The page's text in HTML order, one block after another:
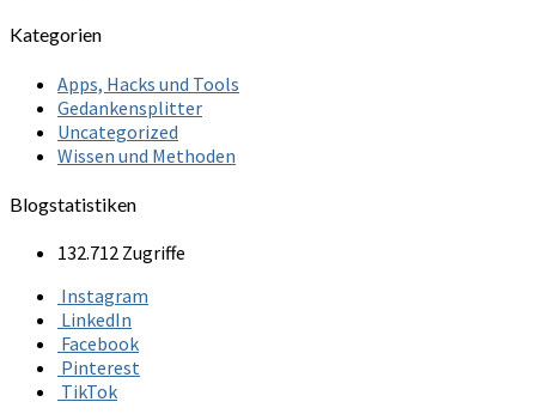
Kategorien
Apps, Hacks und Tools
Gedankensplitter
Uncategorized
Wissen und Methoden
Blogstatistiken
132.712 Zugriffe
Instagram
LinkedIn
Facebook
Pinterest
TikTok